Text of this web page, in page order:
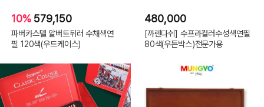
10% 579,150
파버카스텔 알버트뒤러 수채색연
필 120색(우드케이스)
480,000
[까렌다쉬] 수프라컬러수성색연필
80색(우든박스)전문가용